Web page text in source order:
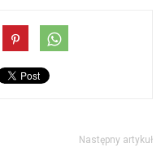
Następny artykuł